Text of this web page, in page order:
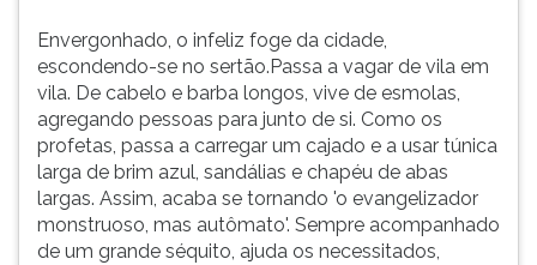
Envergonhado, o infeliz foge da cidade,
escondendo-se no sertão.Passa a vagar de vila em
vila. De cabelo e barba longos, vive de esmolas,
agregando pessoas para junto de si. Como os
profetas, passa a carregar um cajado e a usar túnica
larga de brim azul, sandálias e chapéu de abas
largas. Assim, acaba se tornando 'o evangelizador
monstruoso, mas autômato'. Sempre acompanhado
de um grande séquito, ajuda os necessitados,